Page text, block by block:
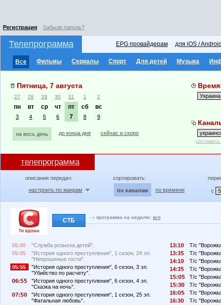
Регистрация Забыли пароль?
Телепрограмма EPG провайдерам для iOS /
Все Фильмы Сериалы Спорт Для детей Музыка
Пятница, 7 августа
27 28 29 30 31 1 2
пн вт ср чт пт сб вс
3 4 5 6 7 8 9
на весь день до конца дня сейчас и скоро
телепрограмма
описания передач:
настроить по жанрам
сортировать:
по каналам по времени с
СТБ программа на неделю: вся
05:00
"Служба розыска детей".
05:05
"История одного преступления", 1 сезон, 24 эп.
"Непрошеные гости".
05:55
"История одного преступления", 6 сезон, 3 эп.
"Убийство по расчету".
6:
"История одного преступления", 6 сезон, 4 эп.
"Сказка на ночь".
7:
"История одного преступления", 1 сезон, 25 эп.
"Фатальная любовь".
13:1
Т/с
13:3
Т/с
14:1
Т/с
14:3
Т/с
1
:
Т/с
1
:3
Т/с
16:
Т/с
16:3
Т/с